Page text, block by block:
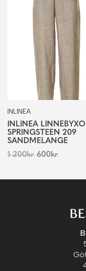
INLINEA
INLINEA
SPRINGSTEEN 209
SANDMELANGE
1 200kr 600kr